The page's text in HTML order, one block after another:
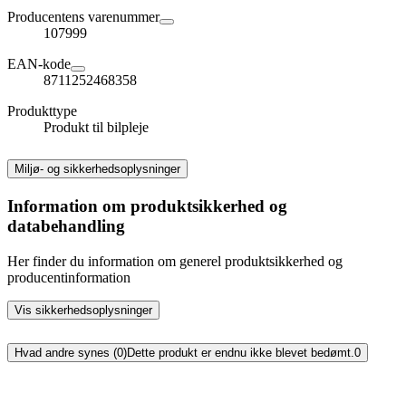
Producentens varenummer
107999
EAN-kode
8711252468358
Produkttype
Produkt til bilpleje
Miljø- og sikkerhedsoplysninger
Information om produktsikkerhed og
databehandling
Her finder du information om generel produktsikkerhed og
producentinformation
Vis sikkerhedsoplysninger
Hvad andre synes (0)Dette produkt er endnu ikke blevet bedømt. 0